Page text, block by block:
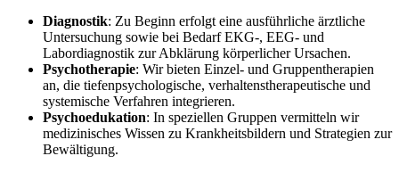
Diagnostik: Zu Beginn erfolgt eine ausführliche ärztliche
Untersuchung sowie bei Bedarf EKG-, EEG- und
Labordiagnostik zur Abklärung körperlicher Ursachen.
Psychotherapie: Wir bieten Einzel- und Gruppentherapien
an, die tiefenpsychologische, verhaltenstherapeutische und
systemische Verfahren integrieren.
Psychoedukation: In speziellen Gruppen vermitteln wir
medizinisches Wissen zu Krankheitsbildern und Strategien zur
Bewältigung.